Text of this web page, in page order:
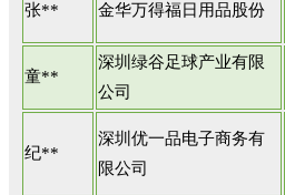
张** 金华万得福日用品股份
童**
深圳绿谷足球产业有限
公司
纪**
深圳优一品电子商务有
限公司